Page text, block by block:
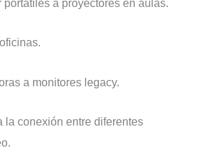
portátiles a proyectores en aulas.
a monitores legacy.
la conexión entre diferentes